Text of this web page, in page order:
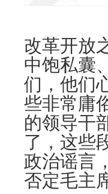
改革开放
中饱私囊
们，他们
些非常庸
的领导干
了，这些
政治谣言
否定毛主